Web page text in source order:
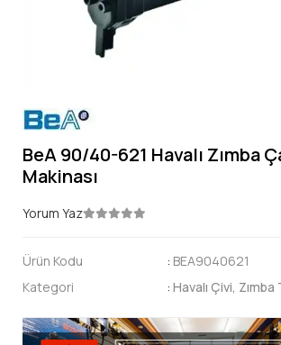
BeA 90/40-621 Havalı Zımba
Makinası
Yorum Yaz
Ürün Kodu : BEA9040621
Kategori
: Havalı Çivi, Zımba